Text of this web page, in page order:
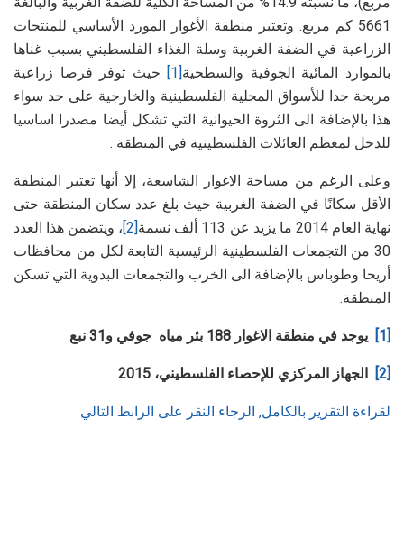
5661 كم مربع. وتعتبر منطقة الأغوار المورد الأساسي للمنتجات
الزراعية في الضفة الغربية وسلة الغذاء الفلسطيني بسبب غناها
بالموارد المائية الجوفية والسطحية[1]
حيث توفر فرصا زراعية
مربحة جدا للأسواق المحلية الفلسطينية والخارجية على حد سواء
هذا بالإضافة الى الثروة الحيوانية التي تشكل أيضا مصدرا اساسيا
للدخل لمعظم العائلات الفلسطينية في المنطقة .
وعلى الرغم من مساحة الاغوار الشاسعة، إلا أنها تعتبر المنطقة
الأقل سكانًا في الضفة الغربية حيث بلغ عدد سكان المنطقة حتى
نهاية العام 2014 ما يزيد عن 113 ألف نسمة
[2]
، ويتضمن هذا العدد
30 من التجمعات الفلسطينية الرئيسية التابعة لكل من محافظات
أريحا وطوباس بالإضافة الى الخرب والتجمعات البدوية التي تسكن
المنطقة.
[1] يوجد في منطقة الاغوار 188 بئر مياه جوفي و31 نبع
[2] الجهاز المركزي للإحصاء الفلسطيني، 2015
لقراءة التقرير بالكامل, الرجاء النقر على الرابط التالي